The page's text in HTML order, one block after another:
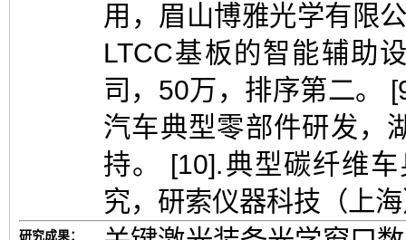
用，眉山博雅光学有限
LTCC基板的智能辅助
司，50万，排序第二。
汽车典型零部件研发，
持。 [10].典型碳纤维
究，研索仪器科技（上
研究成果：